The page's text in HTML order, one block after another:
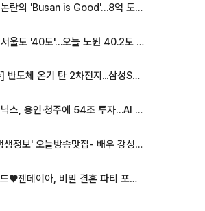
논란의 'Busan is Good'…8억 도시브랜드, 용산 대통령실 CI 업체가 수행
서울도 '40도'…오늘 노원 40.2도 기록
[특징주] 반도체 온기 탄 2차전지...삼성SDI, 장 초반 7% 넘게 껑충
SK하이닉스, 용인·청주에 54조 투자…AI 메모리 생산기지 키운다
'2TV 생생정보' 오늘방송맛집- 배우 강성진 단골! 쌀국수ㆍ푸팟퐁 커리 맛집 '블○○○'
톰 홀랜드♥젠데이아, 비밀 결혼 파티 포착⋯호텔 대관비만 9억